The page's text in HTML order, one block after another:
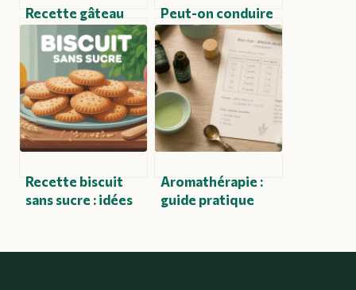
Recette gâteau
bébé 1 an sans
sucre : inspirations
et astuces pour un
anniversaire tout
en douceur
Peut-on conduire
après une séance
de kiné
vestibulaire ?
Conseils et
précautions à
connaître
Recette biscuit
sans sucre : idées
Aromathérapie :
guide pratique
sans risque et avec